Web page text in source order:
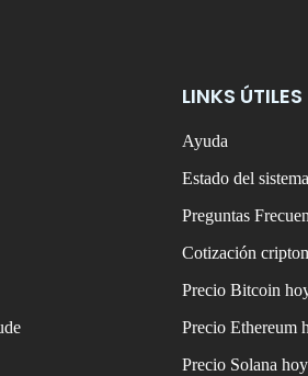
LINKS ÚTILES
Ayuda
Estado del sistema
Preguntas
Cotización
Precio Bitcoin
Precio Ethereum
Precio Solana hoy